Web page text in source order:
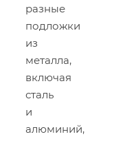
разные
подложки
из
металла,
включая
сталь
и
алюминий,